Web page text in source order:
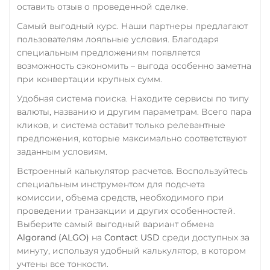
Uniswap (UNI)
ERC20
USD Coin (USDC)
ERC20
NEAR
Utopia USD (UUSD)
Verge (XVG)
WAVES
Wrapped Bitcoin (WBTC)
ERC20
Yearn.finance (YFI)
Русский Стандарт RUB
Сбербанк
RUB QR RUB
СБП RUB
UAH EUR
Тинькофф
УкрСиббанк UAH
Фридом Банк KZT
Центр Кредит KZT
Элкарт KGS
оставить отзыв о проведенной сделке.
Самый выгодный курс. Наши партнеры предлагают
пользователям лояльные условия. Благодаря
специальным предложениям появляется
возможность сэкономить – выгода особенно заметна
при конвертации крупных сумм.
Удобная система поиска. Находите сервисы по типу
валюты, названию и другим параметрам. Всего пара
кликов, и система оставит только релевантные
предложения, которые максимально соответствуют
заданным условиям.
Встроенный калькулятор расчетов. Воспользуйтесь
специальным инструментом для подсчета
комиссии, объема средств, необходимого при
проведении транзакции и других особенностей.
Выберите самый выгодный вариант обмена
Algorand (ALGO) на Contact USD среди доступных за
минуту, используя удобный калькулятор, в котором
учтены все тонкости.